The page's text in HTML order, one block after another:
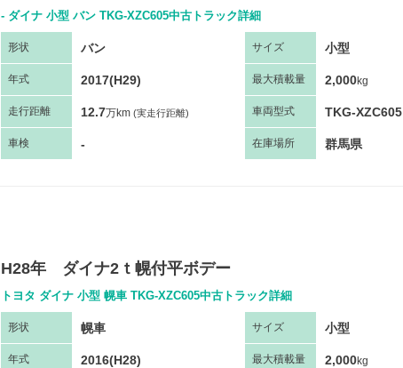
- ダイナ 小型 バン TKG-XZC605中古トラック詳細
形状 バン サイズ 小型
年式 2017(H29) 最大積載量 2,000kg
走行距離 12.7万km (実走行距離) 車両型式 TKG-XZC605
車検 - 在庫場所 群馬県
H28年 ダイナ2ｔ幌付平ボデー
トヨタ ダイナ 小型 幌車 TKG-XZC605中古トラック詳細
形状 幌車 サイズ 小型
年式 2016(H28) 最大積載量 2,000kg